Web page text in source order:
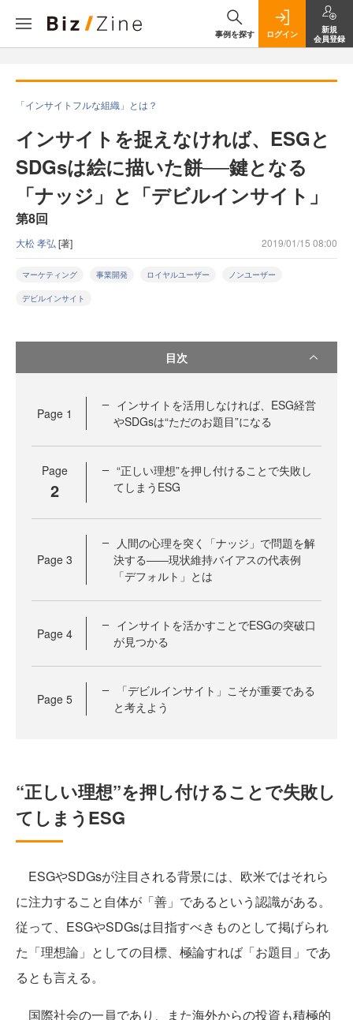
事例を探す ログイン
新規
会員登録
「インサイトフルな組織」とは？
インサイトを捉えなければ、ESGと
SDGsは絵に描いた餅──鍵となる
「ナッジ」と「デビルインサイト」
第8回
大松 孝弘 [著] 2019/01/15 08:00
マーケティング 事業開発 ロイヤルユーザー ノンユーザー
デビルインサイト
目次
Page 1
インサイトを活用しなければ、ESG経営
やSDGsは“ただのお題目”になる
Page
2
“正しい理想”を押し付けることで失敗し
てしまうESG
Page 3
人間の心理を突く「ナッジ」で問題を解
決する――現状維持バイアスの代表例
「デフォルト」とは
Page 4
インサイトを活かすことでESGの突破口
が見つかる
Page 5
「デビルインサイト」こそが重要である
と考えよう
“正しい理想”を押し付けることで失敗し
てしまうESG
ESGやSDGsが注目される背景には、欧米ではそれら
に注力すること自体が「善」であるという認識がある。
従って、ESGやSDGsは目指すべきものとして掲げられ
た「理想論」としての目標、極論すれば「お題目」であ
るとも言える。
国際社会の一員であり、また海外からの投資も積極的